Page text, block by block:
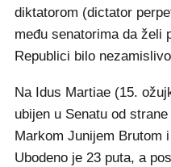
diktatorom (dictator
među senatorima da želi
Republici bilo
Na Idus Martiae (15.
ubijen u Senatu od
Markom Junijem Brutom
Ubodeno je 23 puta, a